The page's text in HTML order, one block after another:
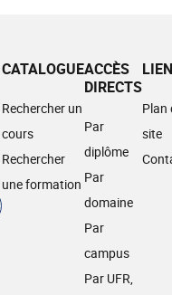
CATALOGUE
Rechercher un
cours
Rechercher
une formation
ACCÈS
DIRECTS
Par
diplôme
Par
domaine
Par
campus
Par UFR,
Plan
site